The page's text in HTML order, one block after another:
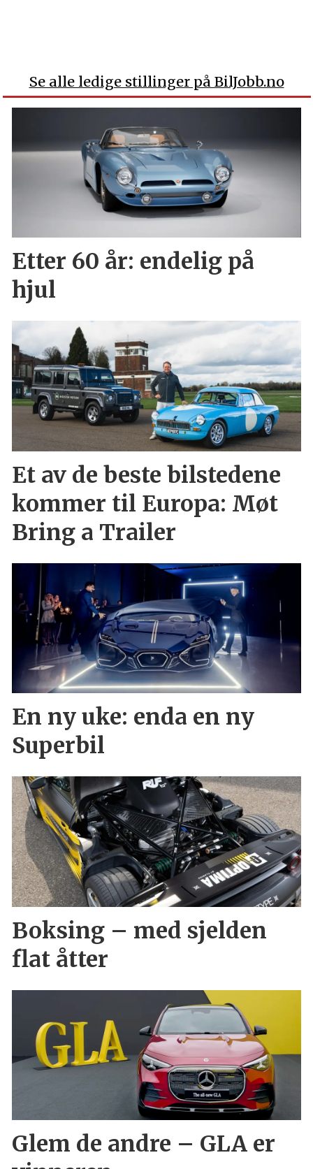
Se alle ledige stillinger på BilJobb.no
Etter 60 år: endelig på
hjul
Et av de beste bilstedene
kommer til Europa: Møt
Bring a Trailer
En ny uke: enda en ny
Superbil
Boksing – med sjelden
flat åtter
Glem de andre – GLA er